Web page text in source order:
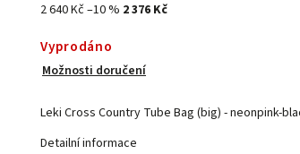
2 640 Kč–10 % 2 376 Kč
Vyprodáno
Možnosti doručení
Leki Cross Country Tube Bag (big) - neonpink-
Detailní informace